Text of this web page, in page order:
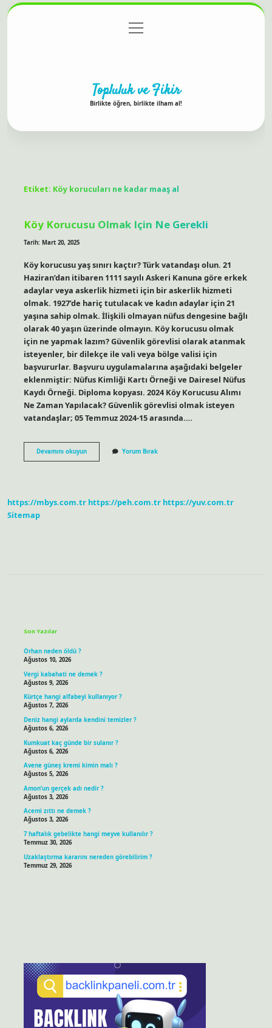
Gizlilik Politikası
menüyü
aç
Topluluk ve Fikir
Birlikte öğren, birlikte ilham al!
Etiket: Köy korucuları ne kadar maaş al
Köy Korucusu Olmak Için Ne Gerekli
Tarih: Mart 20, 2025
Köy korucusu yaş sınırı kaçtır? Türk vatandaşı olun. 21
Haziran’dan itibaren 1111 sayılı Askeri Kanuna göre erkek
adaylar veya askerlik hizmeti için bir askerlik hizmeti
olmak. 1927’de hariç tutulacak ve kadın adaylar için 21
yaşına sahip olmak. İlişkili olmayan nüfus dengesine bağlı
olarak 40 yaşın üzerinde olmayın. Köy korucusu olmak
için ne yapmak lazım? Güvenlik görevlisi olarak atanmak
isteyenler, bir dilekçe ile vali veya bölge valisi için
başvururlar. Başvuru uygulamalarına aşağıdaki belgeler
eklenmiştir: Nüfus Kimliği Kartı Örneği ve Dairesel Nüfus
Kaydı Örneği. Diploma kopyası. 2024 Köy Korucusu Alımı
Ne Zaman Yapılacak? Güvenlik görevlisi olmak isteyen
vatandaşlar; 05 Temmuz 2024-15 arasında.…
Devamını okuyunKöy
Korucusu
Yorum Bırak
https://mbys.com.tr https://peh.com.tr https://yuv.com.tr
Sitemap
Son Yazılar
Orhan neden öldü ?
Ağustos 10, 2026
Vergi kabahati ne demek ?
Ağustos 9, 2026
Kürtçe hangi alfabeyi kullanıyor ?
Ağustos 7, 2026
Deniz hangi aylarda kendini temizler ?
Ağustos 6, 2026
Kumkuat kaç günde bir sulanır ?
Ağustos 6, 2026
Avene güneş kremi kimin malı ?
Ağustos 5, 2026
Amon’un gerçek adı nedir ?
Ağustos 3, 2026
Acemi zıttı ne demek ?
Ağustos 3, 2026
7 haftalık gebelikte hangi meyve kullanılır ?
Temmuz 30, 2026
Uzaklaştırma kararını nereden görebilirim ?
Temmuz 29, 2026